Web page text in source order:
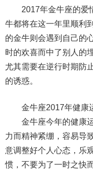
2017年金牛座的爱情
牛都将在这一年里顺利
的金牛则会遇到自己的
时的欢喜而中了别人的
尤其需要在逆行时期防
的诱惑。
金牛座2017年健康
金牛座今年的健康运
力而精神紧绷，容易导
意调整好个人心态，乐
惯，不要为了一时之快